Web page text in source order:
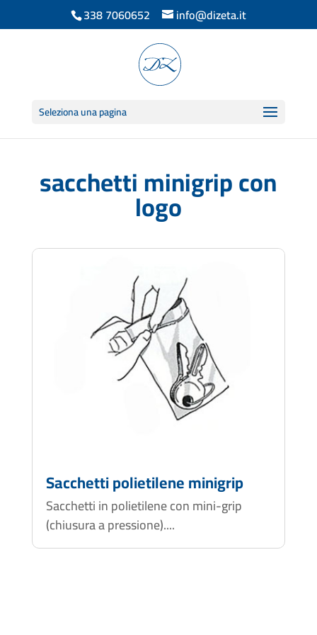
338 7060652 info@dizeta.it
Seleziona una pagina
sacchetti minigrip con
logo
Sacchetti polietilene minigrip
Sacchetti in polietilene con mini-grip
(chiusura a pressione)....